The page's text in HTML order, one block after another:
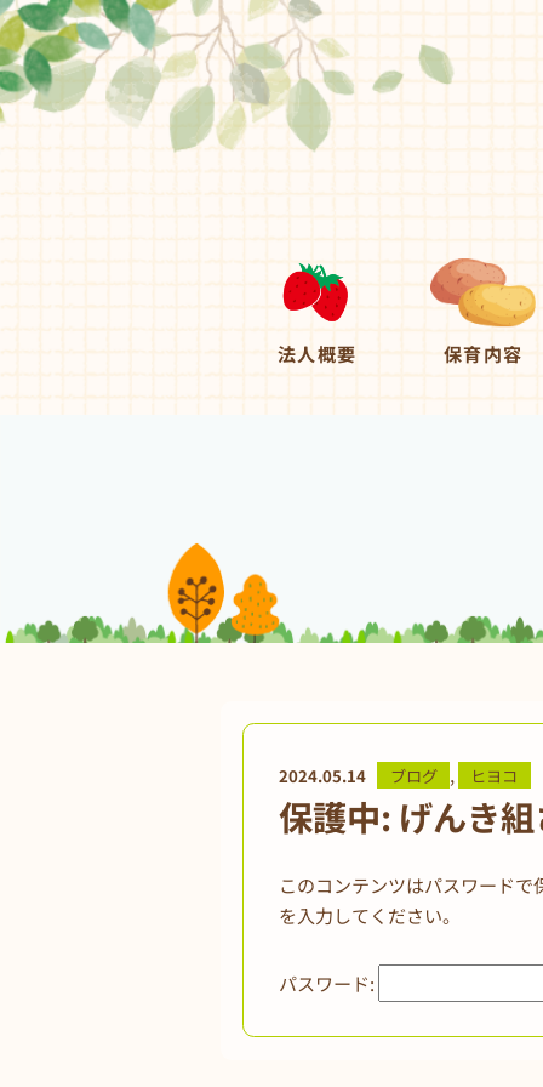
法人概要 保育内容
2024.05.14 ブログ , ヒヨコ
保護中: げんき
このコンテンツはパスワード
を入力してください。
パスワード: